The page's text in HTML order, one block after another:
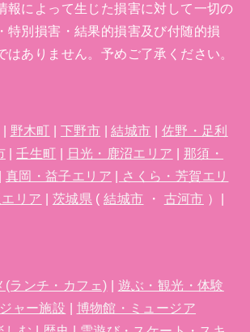
報によって生じた損害に対して一切の
特別損害・結果的損害及び付随的損
はありません。予めご了承ください。
野木町 下野市 |結城市
佐野・足利
|壬生町 日光・鹿沼エリア
那須・
真岡・益子エリア
さくら・芳賀エリ
リア 茨城県 (結城市 ・ 古河市 ）|
(ランチ・カフェ)
遊ぶ・観光・体験
ャー施設
博物館・ミュージア